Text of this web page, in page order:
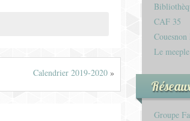
Calendrier 2019-2020»
CAF 35
Le
Groupe